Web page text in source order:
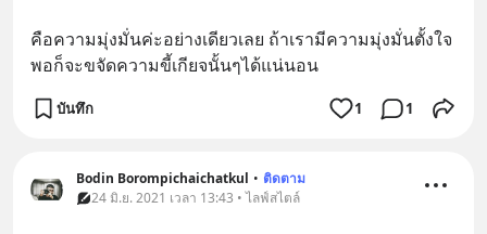
คือความมุ่งมั่นค่ะอย่างเดียวเลย ถ้าเรามีความมุ่งมั่นตั้งใจ
พอก็จะขจัดความขี้เกียจนั้นๆได้แน่นอน
บันทึก 1 1
Bodin Borompichaichatkul • ติดตาม
24 มิ.ย. 2021 เวลา 13:43 • ไลฟ์สไตล์